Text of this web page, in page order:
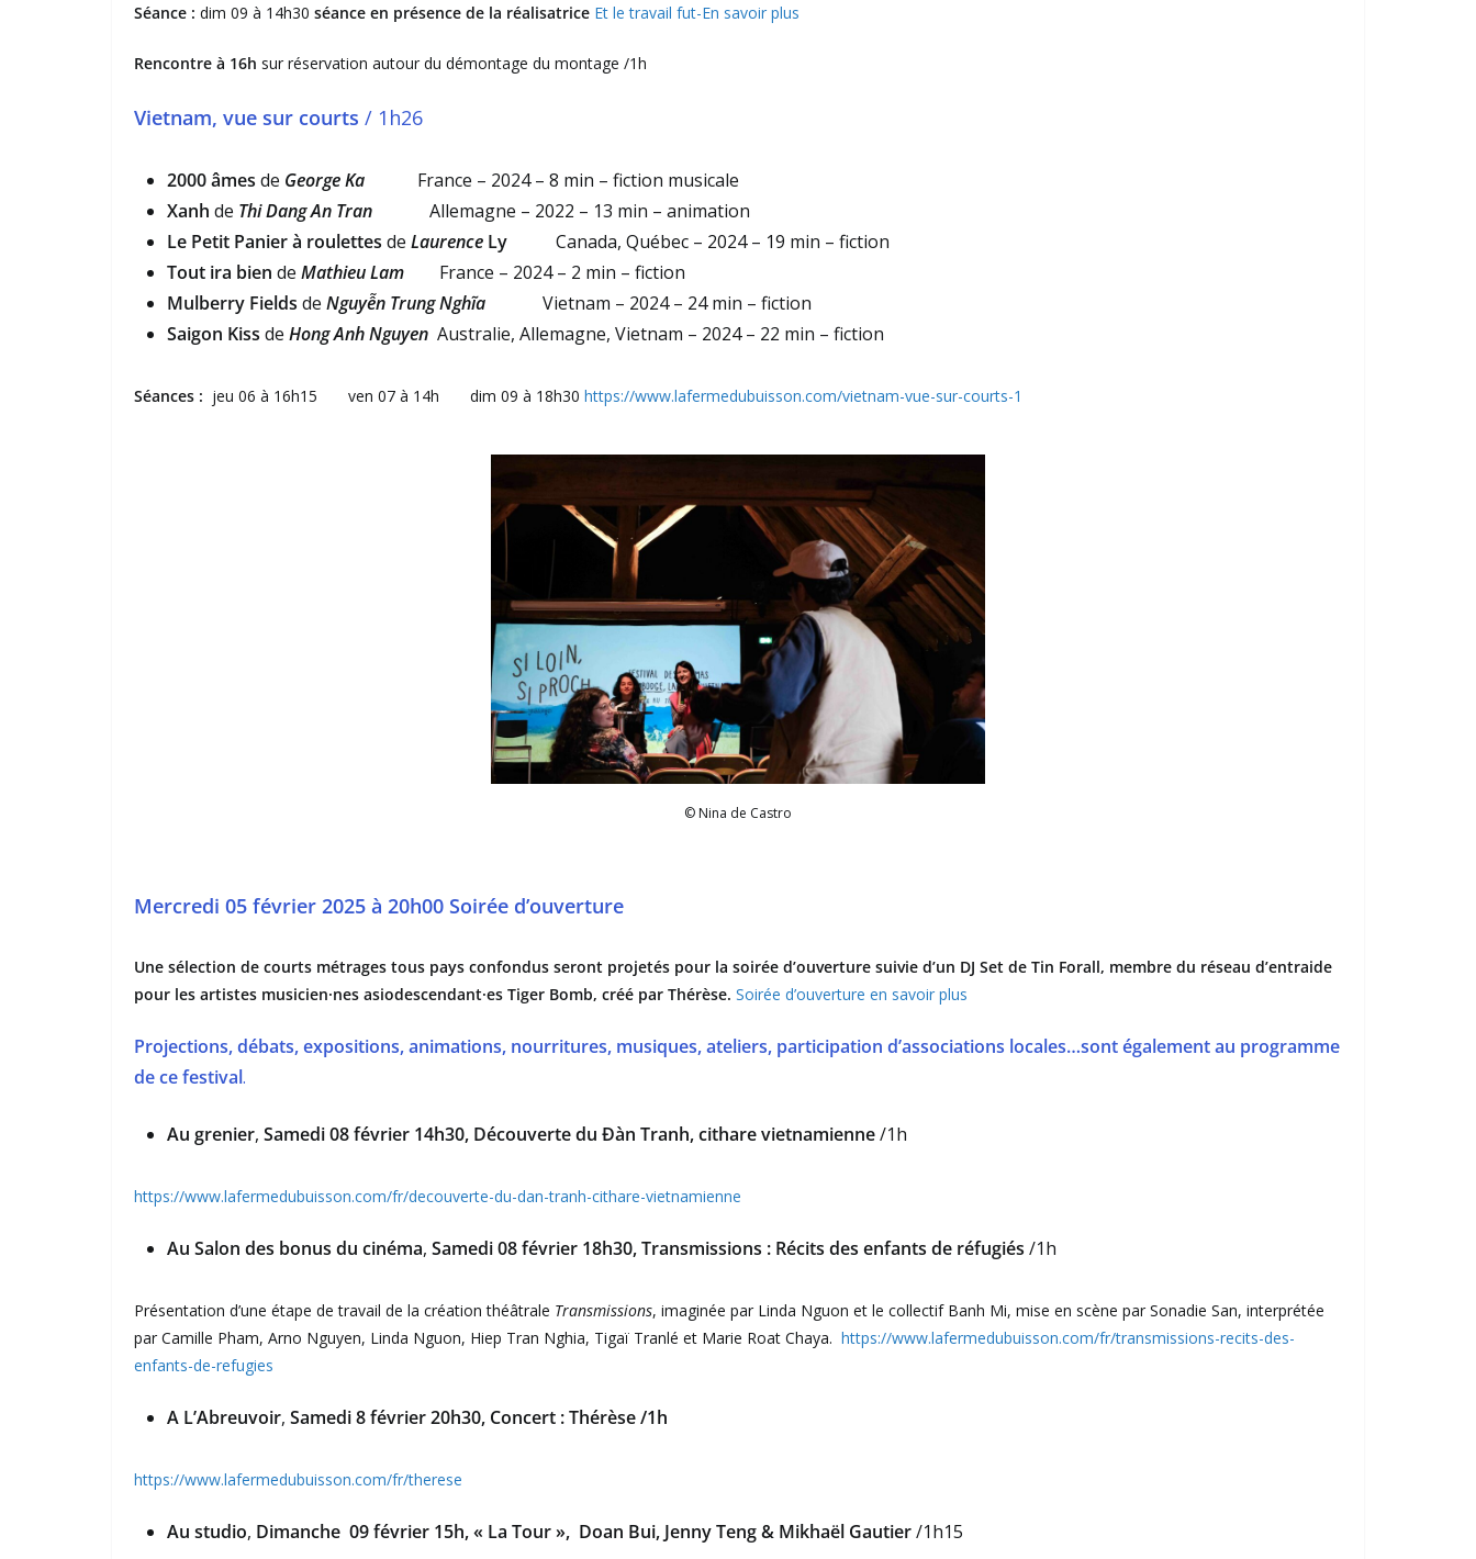
Séance : dim 09 à 14h30 séance en présence de la réalisatrice Et le travail fut-En savoir plus
Rencontre à 16h sur réservation autour du démontage du montage /1h
Vietnam, vue sur courts / 1h26
2000 âmes de George Ka France – 2024 – 8 min – fiction musicale
Xanh de Thi Dang An Tran Allemagne – 2022 – 13 min – animation
Le Petit Panier à roulettes de Laurence Ly Canada, Québec – 2024 – 19 min – fiction
Tout ira bien de Mathieu Lam
France – 2024 – 2 min – fiction
Mulberry Fields de Nguyễn Trung Nghĩa
Vietnam – 2024 – 24 min – fiction
Saigon Kiss de Hong Anh Nguyen Australie, Allemagne, Vietnam – 2024 – 22 min – fiction
Séances : jeu 06 à 16h15 ven 07 à 14h dim 09 à 18h30 https://www.lafermedubuisson.com/vietnam-vue-sur-courts-1
© Nina de Castro
Mercredi 05 février 2025 à 20h00 Soirée d’ouverture
Une sélection de courts métrages tous pays confondus seront projetés pour la soirée d’ouverture suivie d’un DJ Set de Tin Forall, membre du réseau d’entraide
pour les artistes musicien·nes asiodescendant·es Tiger Bomb, créé par Thérèse. Soirée d’ouverture en savoir plus
Projections, débats, expositions, animations, nourritures, musiques, ateliers, participation d’associations locales…sont également au programme
de ce festival.
Au grenier, Samedi 08 février 14h30, Découverte du Đàn Tranh, cithare vietnamienne/1h
https://www.lafermedubuisson.com/fr/decouverte-du-dan-tranh-cithare-vietnamienne
Au Salon des bonus du cinéma, Samedi 08 février 18h30, Transmissions : Récits des enfants de réfugiés /1h
Présentation d’une étape de travail de la création théâtrale Transmissions, imaginée par Linda Nguon et le collectif Banh Mi, mise en scène par Sonadie San, interprétée
par Camille Pham, Arno Nguyen, Linda Nguon, Hiep Tran Nghia, Tigaï Tranlé et Marie Roat Chaya. https://www.lafermedubuisson.com/fr/transmissions-recits-des-
enfants-de-refugies
A L’Abreuvoir, Samedi 8 février 20h30, Concert : Thérèse /1h
https://www.lafermedubuisson.com/fr/therese
Au studio, Dimanche 09 février 15h, « La Tour », Doan Bui, Jenny Teng & Mikhaël Gautier/1h15